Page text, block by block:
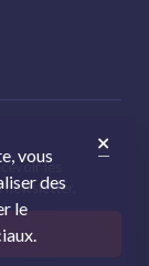
les
vous
des
le